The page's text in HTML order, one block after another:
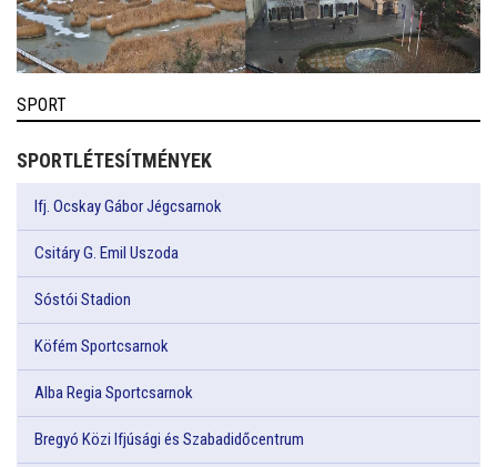
SPORT
SPORTLÉTESÍTMÉNYEK
Ifj. Ocskay Gábor Jégcsarnok
Csitáry G. Emil Uszoda
Sóstói Stadion
Köfém Sportcsarnok
Alba Regia Sportcsarnok
Bregyó Közi Ifjúsági és Szabadidőcentrum